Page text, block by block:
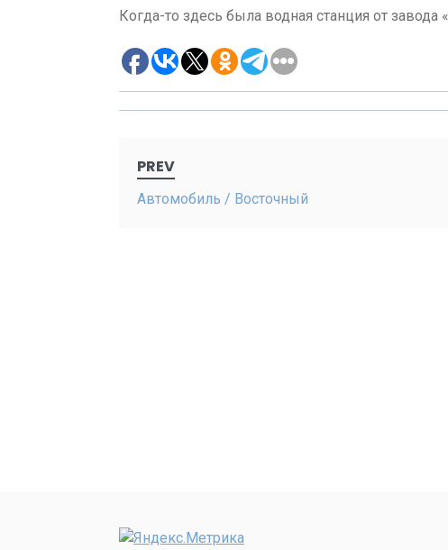
Когда-то здесь была водная станция от
navigation
PREV
Автомобиль / Восточный